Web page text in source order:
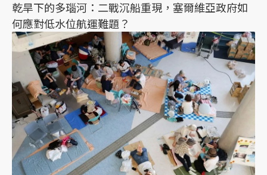
乾旱下的多瑙河：二戰沉船重現，塞爾維亞政府如
何應對低水位航運難題？